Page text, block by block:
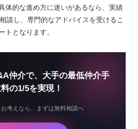
体的な進め方に迷いがあるなら、実績
談し、専門的なアドバイスを受けるこ
トとなります。
仲介で、大手の最低仲介手
の1/5を実現！
考えなら、まずは無料相談へ